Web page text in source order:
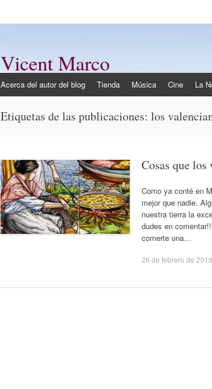
Vicent Marco
Acerca del autor del blog Tienda Música Cine La
Etiquetas de las publicaciones: los
Cosas que
Como ya conté en
mejor que nadie.
nuestra tierra la
dudes en
comerte una…
26 de febrero de 2016